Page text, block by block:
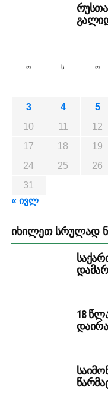
ო ს ო
3
4 5
10
11 12
17
18 19
24
25 26
31
« ივლ
ᲘᲮᲘᲚᲔᲗ ᲡᲠᲣᲚᲐᲓ
18